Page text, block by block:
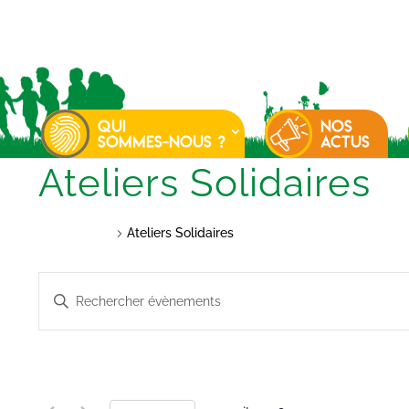
QUI
SOMMES-NOUS ?
NOS
ACTUS
Ateliers Solidaires
Ateliers Solidaires
Recherche
et
navigation
vues
Saisir